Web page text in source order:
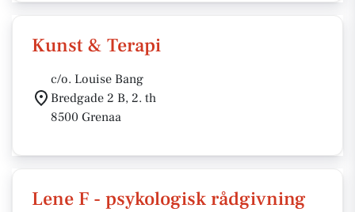
Kunst & Terapi
c/o. Louise Bang
Bredgade 2 B, 2. th
8500 Grenaa
Lene F - psykologisk rådgivning